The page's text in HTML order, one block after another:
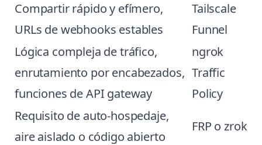
Compartir rápido y efímero,
URLs de webhooks estables
Tailscale
Funnel
Lógica compleja de tráfico,
enrutamiento por encabezados,
funciones de API gateway
ngrok
Traffic
Policy
Requisito de auto-hospedaje,
aire aislado o código abierto
FRP o zrok